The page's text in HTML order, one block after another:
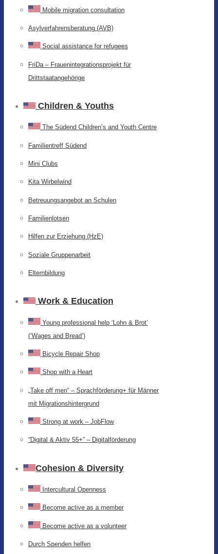
Mobile migration consultation
Asylverfahrensberatung (AVB)
Social assistance for refugees
FriDa – Frauenintegrationsprojekt für
Drittstaatangehörige
Children & Youths
The Südend Children’s and Youth Centre
Familientreff Südend
Mini Clubs
Kita Wirbelwind
Betreuungsangebot an Schulen
Familienlotsen
Hilfen zur Erziehung (HzE)
Soziale Gruppenarbeit
Elternbildung
Work & Education
Young professional help ‘Lohn & Brot’
(‘Wages and Bread’)
Bicycle Repair Shop
Shop with a Heart
„Take off men“ – Sprachförderung+ für Männer
mit Migrationshintergrund
Strong at work – JobFlow
“Digital & Aktiv 55+” – Digitalförderung
Cohesion & Diversity
Intercultural Openness
Become active as a member
Become active as a volunteer
Durch Spenden helfen